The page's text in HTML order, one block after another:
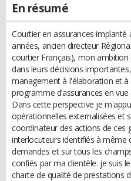
En résumé
Courtier en assurances
années, ancien directeur
courtier Français), mon ambition
dans leurs décisions
management à l'élaboration et à
programme d’assurances en
Dans cette perspective je
opérationnelles externalisées et
coordinateur des actions de ces
interlocuteurs identifiés à même
demandes et sur tous les
confiés par ma clientèle. je suis
charte de qualité de prestations